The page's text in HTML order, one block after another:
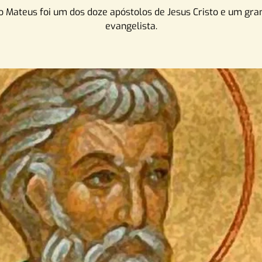
Mateus foi um dos doze apóstolos de Jesus Cristo e um
evangelista.